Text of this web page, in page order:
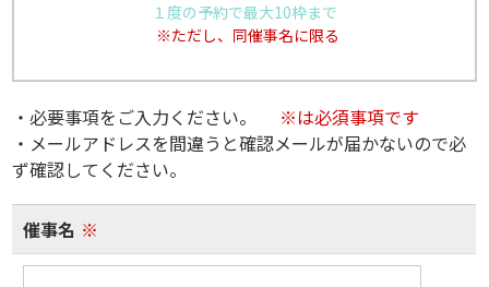
１度の予約で最大10枠まで
※ただし、同催事名に限る
・必要事項をご入力ください。
※は必須事項です
・メールアドレスを間違うと確認メールが届かないので必
ず確認してください。
催事名 ※